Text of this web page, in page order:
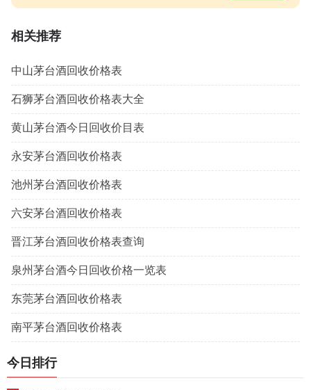
相关推荐
中山茅台酒回收价格表
石狮茅台酒回收价格表大全
黄山茅台酒今日回收价目表
永安茅台酒回收价格表
池州茅台酒回收价格表
六安茅台酒回收价格表
晋江茅台酒回收价格表查询
泉州茅台酒今日回收价格一览表
东莞茅台酒回收价格表
南平茅台酒回收价格表
今日排行